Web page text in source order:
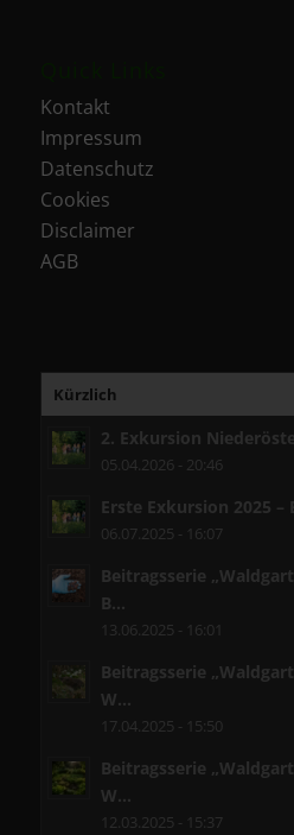
Kontakt
Impressum
Datenschutz
Cookies
Disclaimer
AGB
Kürzlich
2. Exkursion
05.04.2026 - 20:46
Erste Exkursion 2025 –
06.07.2025 - 16:07
Beitragsserie
B...
13.06.2025 - 16:01
Beitragsserie
W...
17.04.2025 - 15:50
Beitragsserie
W...
12.03.2025 - 15:37